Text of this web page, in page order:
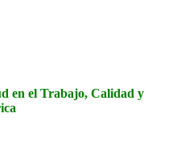
en el Trabajo, Calidad y